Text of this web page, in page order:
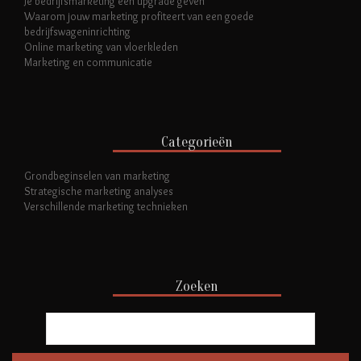
Waarom jouw marketing profiteert van een goede
bedrijfswageninrichting
Online marketing van vloerkleden
Marketing en communicatie
Categorieën
Grondbeginselen van marketing
Strategische marketing analyses
Verschillende marketing technieken
Zoeken